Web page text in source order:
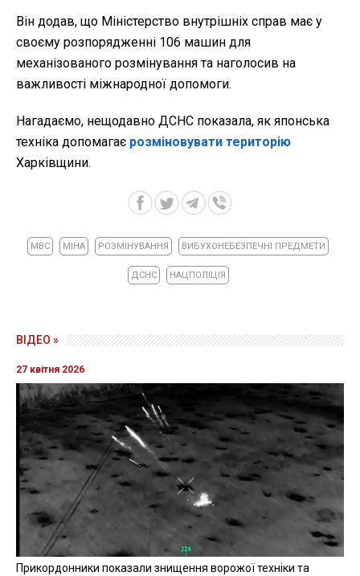
Він додав, що Міністерство внутрішніх справ має у
своєму розпорядженні 106 машин для
механізованого розмінування та наголосив на
важливості міжнародної допомоги.
Нагадаємо, нещодавно ДСНС показала, як японська
техніка допомагає розміновувати територію
Харківщини.
МВС МІНА РОЗМІНУВАННЯ ВИБУХОНЕБЕЗПЕЧНІ ПРЕДМЕТИ
ДСНС НАЦПОЛІЦІЯ
ВІДЕО »
27 квітня 2026
Прикордонники показали знищення ворожої техніки та